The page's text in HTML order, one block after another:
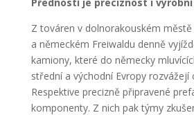
Z továren v dolnorakouském městě
a německém Freiwaldu denně
kamiony, které do německy
střední a východní Evropy rozvážejí
Respektive precizně připravené
komponenty. Z nich pak týmy